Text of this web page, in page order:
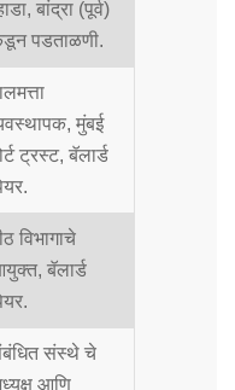
बांद्रा (पूर्व)
पडताळणी.
मुंबई
ट्रस्ट, बॅलार्ड
विभागाचे
बॅलार्ड
संस्थे चे
आणि